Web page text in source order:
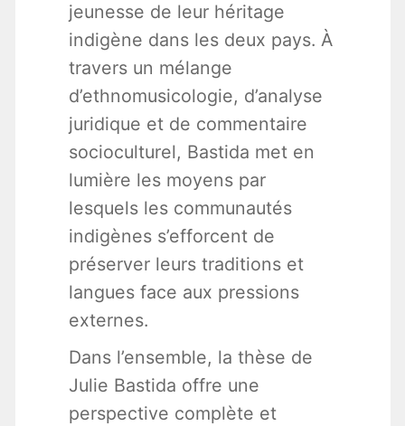
jeunesse de leur héritage
indigène dans les deux pays. À
travers un mélange
d’ethnomusicologie, d’analyse
juridique et de commentaire
socioculturel, Bastida met en
lumière les moyens par
lesquels les communautés
indigènes s’efforcent de
préserver leurs traditions et
langues face aux pressions
externes.
Dans l’ensemble, la thèse de
Julie Bastida offre une
perspective complète et